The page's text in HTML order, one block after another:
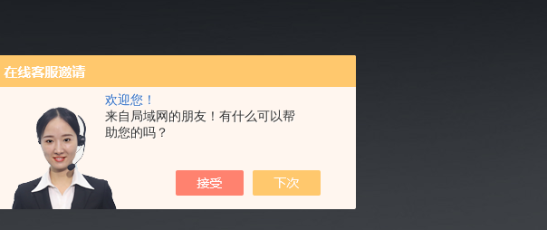
欢迎您！
来自局域网的朋友！有什么可以帮
助您的吗？